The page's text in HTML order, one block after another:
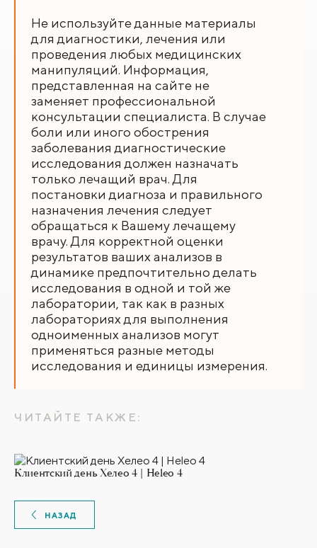
Не используйте данные материалы
для диагностики, лечения или
проведения любых медицинских
манипуляций. Информация,
представленная на сайте не
заменяет профессиональной
консультации специалиста. В случае
боли или иного обострения
заболевания диагностические
исследования должен назначать
только лечащий врач. Для
постановки диагноза и правильного
назначения лечения следует
обращаться к Вашему лечащему
врачу. Для корректной оценки
результатов ваших анализов в
динамике предпочтительно делать
исследования в одной и той же
лаборатории, так как в разных
лабораториях для выполнения
одноименных анализов могут
применяться разные методы
исследования и единицы измерения.
ЧИТАЙТЕ ТАКЖЕ:
Клиентский день Хелео 4 | Heleo 4
НАЗАД